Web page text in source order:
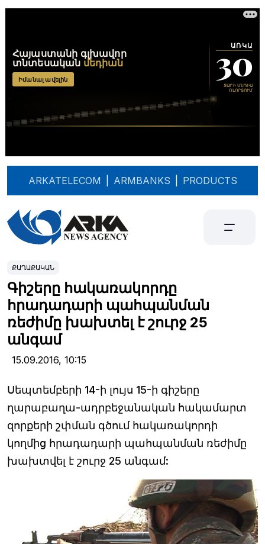
ARKATELECOM ARMBANKS PRODUCTS
ՔԱՂԱՔԱԿԱՆ
Գիշերը հակառակորդը
հրադադարի պահպանման
ռեժիմը խախտել է շուրջ 25
անգամ
15.09.2016, 10:15
Սեպտեմբերի 14-ի լույս 15-ի գիշերը
ղարաբաղա-ադրբեջանական հակամարտ
զորքերի շփման գծում հակառակորդի
կողմից հրադադարի պահպանման ռեժիմը
խախտվել է շուրջ 25 անգամ: